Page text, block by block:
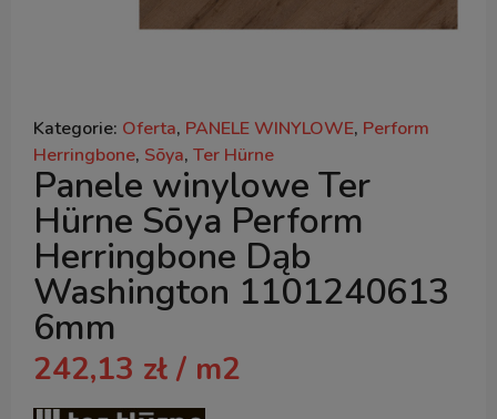
Kategorie: Oferta, PANELE WINYLOWE, Perform
Herringbone, Sōya, Ter Hürne
Panele winylowe Ter
Hürne Sōya Perform
Herringbone Dąb
Washington 1101240613
6mm
242,13 zł / m2